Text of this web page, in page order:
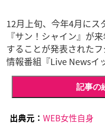
12月上旬、今年4月にス
『サン！シャイン』が
することが発表されたフ
情報番組『Live Newsイ
記事の
出典元： WEB女性自身